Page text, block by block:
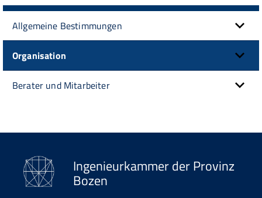
Allgemeine Bestimmungen
Organisation
Berater und Mitarbeiter
Ingenieurkammer der Provinz
Bozen